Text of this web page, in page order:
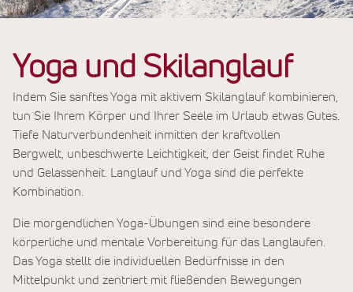
Yoga und Skilanglauf
Indem Sie sanftes Yoga mit aktivem Skilanglauf kombinieren,
tun Sie Ihrem Körper und Ihrer Seele im Urlaub etwas Gutes.
Tiefe Naturverbundenheit inmitten der kraftvollen
Bergwelt, unbeschwerte Leichtigkeit, der Geist findet Ruhe
und Gelassenheit. Langlauf und Yoga sind die perfekte
Kombination.
Die morgendlichen Yoga-Übungen sind eine besondere
körperliche und mentale Vorbereitung für das Langlaufen.
Das Yoga stellt die individuellen Bedürfnisse in den
Mittelpunkt und zentriert mit fließenden Bewegungen